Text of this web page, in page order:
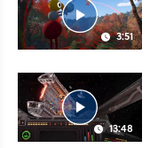
3:51
13:48